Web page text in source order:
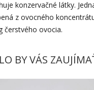
konzervačné látky.
z ovocného
čerstvého ovocia.
BY VÁS